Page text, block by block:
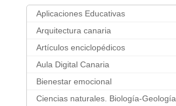
Aplicaciones Educativas
Arquitectura canaria
Artículos enciclopédicos
Aula Digital Canaria
Bienestar emocional
Ciencias naturales. Biología-Geología